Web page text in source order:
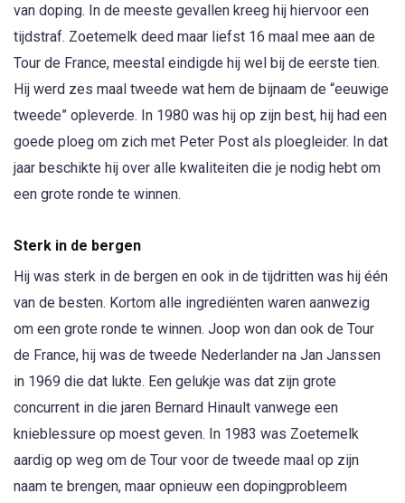
van doping. In de meeste gevallen kreeg hij hiervoor een
tijdstraf. Zoetemelk deed maar liefst 16 maal mee aan de
Tour de France, meestal eindigde hij wel bij de eerste tien.
Hij werd zes maal tweede wat hem de bijnaam de “eeuwige
tweede” opleverde. In 1980 was hij op zijn best, hij had een
goede ploeg om zich met Peter Post als ploegleider. In dat
jaar beschikte hij over alle kwaliteiten die je nodig hebt om
een grote ronde te winnen.
Sterk in de bergen
Hij was sterk in de bergen en ook in de tijdritten was hij één
van de besten. Kortom alle ingrediënten waren aanwezig
om een grote ronde te winnen. Joop won dan ook de Tour
de France, hij was de tweede Nederlander na Jan Janssen
in 1969 die dat lukte. Een gelukje was dat zijn grote
concurrent in die jaren Bernard Hinault vanwege een
knieblessure op moest geven. In 1983 was Zoetemelk
aardig op weg om de Tour voor de tweede maal op zijn
naam te brengen, maar opnieuw een dopingprobleem